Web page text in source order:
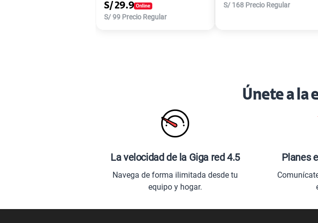
S/ 29.9
S/99 Precio Regular
S/ 168 Precio Regular
Únete a la
La velocidad de la Giga red 4.5
Navega de forma ilimitada desde tu
equipo y hogar.
Planes